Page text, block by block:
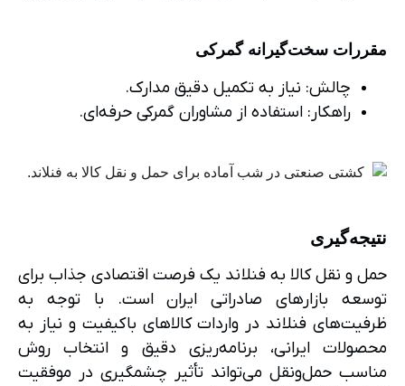
مقررات سخت‌گیرانه گمرکی
چالش: نیاز به تکمیل دقیق مدارک.
راهکار: استفاده از مشاوران گمرکی حرفه‌ای.
نتیجه‌گیری
حمل و نقل کالا به فنلاند یک فرصت اقتصادی جذاب برای
توسعه بازارهای صادراتی ایران است. با توجه به
ظرفیت‌های فنلاند در واردات کالاهای باکیفیت و نیاز به
محصولات ایرانی، برنامه‌ریزی دقیق و انتخاب روش
مناسب حمل‌ونقل می‌تواند تأثیر چشمگیری در موفقیت